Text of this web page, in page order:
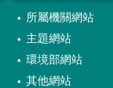
所屬機關網站
主題網站
環境部網站
其他網站